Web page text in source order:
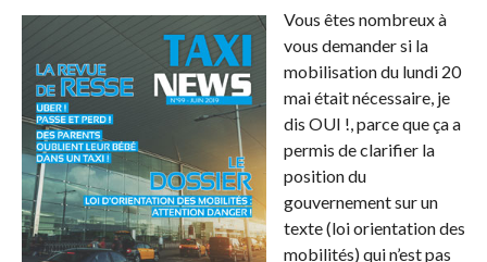
Vous êtes nombreux à
vous demander si la
mobilisation du lundi 20
mai était nécessaire, je
dis OUI !, parce que ça a
permis de clarifier la
position du
gouvernement sur un
texte (loi orientation des
mobilités) qui n’est pas